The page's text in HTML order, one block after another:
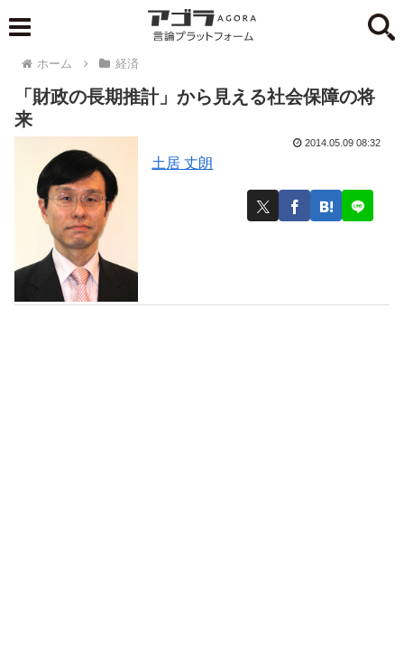
ホーム 経済
「財政の長期推計」から見える社会保障の将
来
土居 丈朗
2014.05.09 08:32